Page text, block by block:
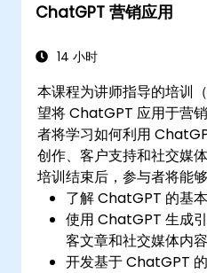
ChatGPT 营销应用
14 小时
本课程为讲师指导的培训
望将 ChatGPT 应用于营
者将学习如何利用
创作、客户支持和社交媒体
培训结束后，参与者将能够
了解 ChatGPT 的基
使用 ChatGPT 生成
客文章和社交媒体内容
开发基于 ChatGPT